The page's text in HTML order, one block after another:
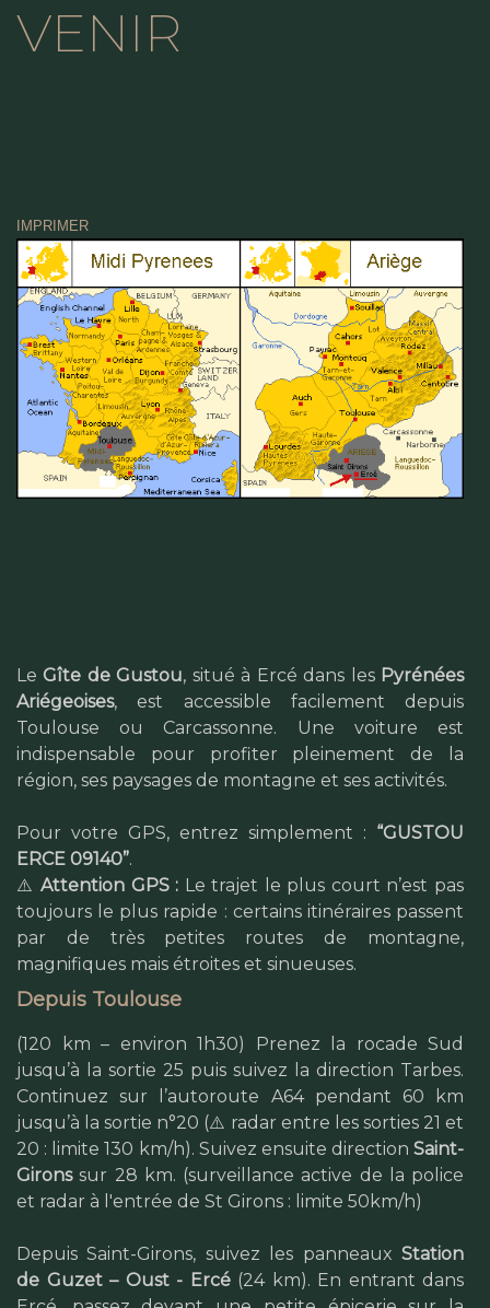
VENIR
IMPRIMER
LeGîte de Gustou, situé à Ercé dans les Pyrénées
Ariégeoises, est accessible facilement depuis
Toulouse ou Carcassonne. Une voiture est
indispensable pour profiter pleinement de la
région, ses paysages de montagne et ses activités.
Pour votre GPS, entrez simplement : “GUSTOU
ERCE 09140”.
⚠️Attention GPS : Le trajet le plus court n’est pas
toujours le plus rapide : certains itinéraires passent
par de très petites routes de montagne,
magnifiques mais étroites et sinueuses.
Depuis Toulouse
(120 km – environ 1h30) Prenez la rocade Sud
jusqu’à la sortie 25 puis suivez la direction Tarbes.
Continuez sur l’autoroute A64 pendant 60 km
jusqu’à la sortie n°20 (⚠️ radar entre les sorties 21 et
20 : limite 130 km/h). Suivez ensuite direction Saint-
Gironssur 28 km. (surveillance active de la police
et radar à l'entrée de St Girons : limite 50km/h)
Depuis Saint-Girons, suivez les panneaux Station
de Guzet – Oust - Ercé(24 km). En entrant dans